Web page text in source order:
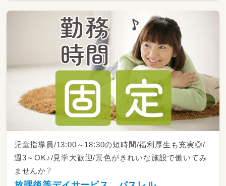
児童指導員/13:00～18:30の短時間/福利厚生も充実◎/
週3～OK♪/見学大歓迎/景色がきれいな施設で働いてみ
ませんか？